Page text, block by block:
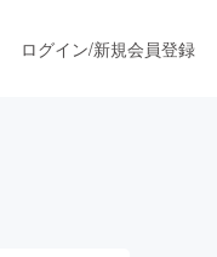
ログイン/新規会員登録